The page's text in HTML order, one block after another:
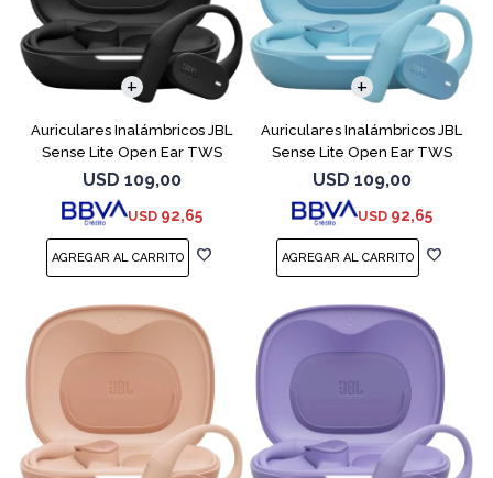
Auriculares Inalámbricos JBL
Sense Lite Open Ear TWS
Negro
USD 109,00
USD 92,65
Auriculares Inalámbricos JBL
Sense Lite Open Ear TWS
Azul
USD 109,00
USD 92,65